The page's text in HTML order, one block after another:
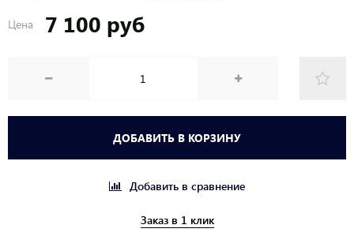
Цена 7 100 руб
ДОБАВИТЬ В КОРЗИНУ
Добавить в сравнение
Заказ в 1 клик